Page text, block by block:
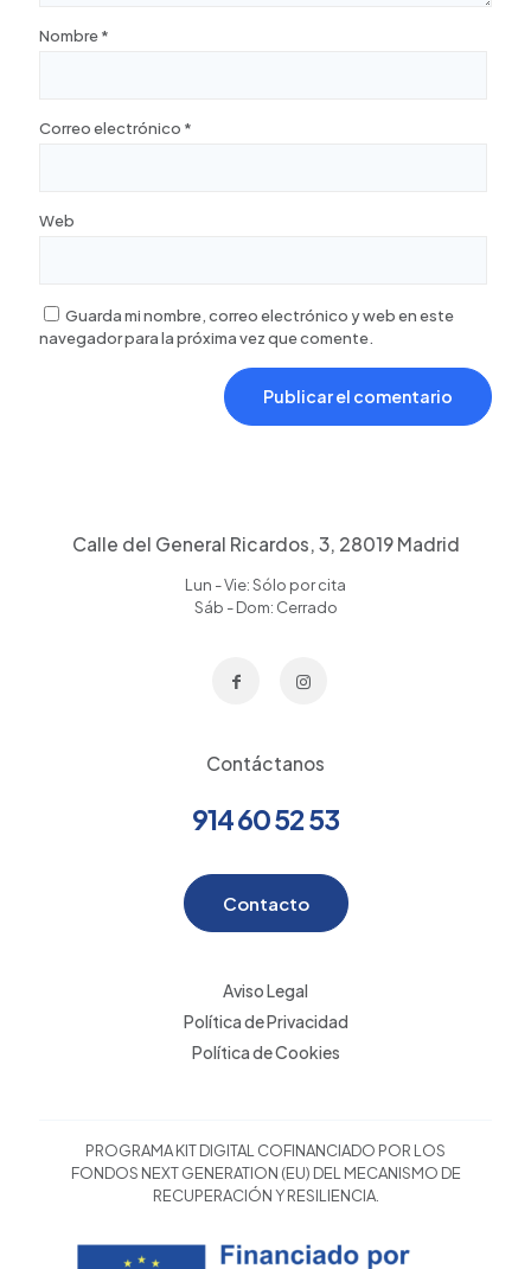
Nombre*
Correo electrónico *
Web
Guarda mi nombre, correo electrónico y web en este
navegador para la próxima vez que comente.
Calle del General Ricardos, 3, 28019 Madrid
Lun - Vie: Sólo por cita
Sáb - Dom: Cerrado
Contáctanos
914 60 52 53
Contacto
Aviso Legal
Política de Privacidad
Política de Cookies
PROGRAMA KIT DIGITAL COFINANCIADO POR LOS
FONDOS NEXT GENERATION (EU) DEL MECANISMO DE
RECUPERACIÓN Y RESILIENCIA.